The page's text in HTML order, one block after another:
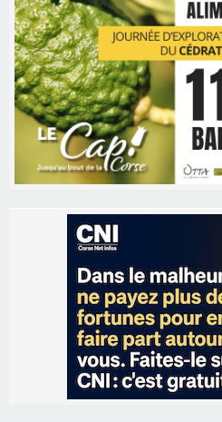
Les brèves
09/08/2026 16:04
Sénatoriales 2B – Jean-
sa candidature
09/08/2026 11:04
Festa di l’Associi